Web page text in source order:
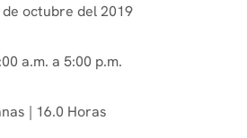
octubre del 2019
a.m. a 5:00 p.m.
| 16.0 Horas